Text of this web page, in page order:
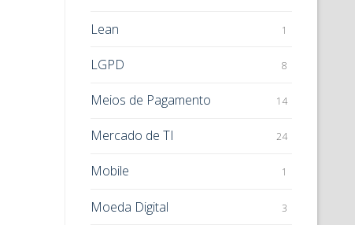
Lean 1
LGPD 8
Meios de Pagamento 14
Mercado de TI 24
Mobile 1
Moeda Digital 3